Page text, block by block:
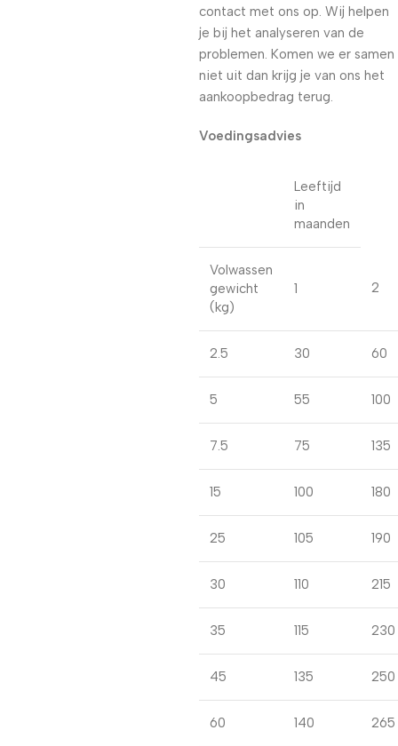
contact met ons op. Wij helpen
je bij het analyseren van de
problemen. Komen we er samen
niet uit dan krijg je van ons het
aankoopbedrag terug.
Voedingsadvies
Leeftijd
in
maanden
Volwassen
gewicht
(kg)
1 2
2.5 30 60
5 55 100
7.5 75 135
15 100 180
25 105 190
30 110 215
35 115 230
45 135 250
60 140 265